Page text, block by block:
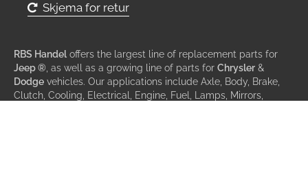
Skjema for retur
RBS Handel offers the largest line of replacement parts for
Jeep ® , as well as a growing line of parts for Chrysler &
Dodge vehicles. Our applications include Axle, Body, Brake,
Clutch, Cooling, Electrical, Engine, Fuel, Lamps, Mirrors,